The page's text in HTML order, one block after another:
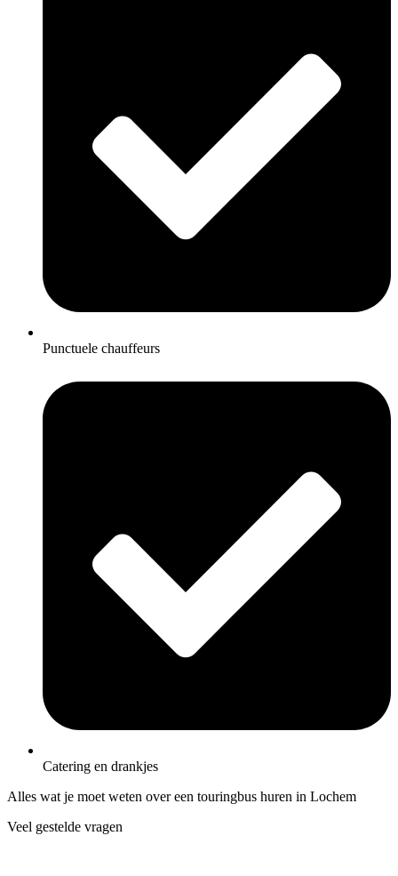
Punctuele chauffeurs
Catering en drankjes
Alles wat je moet weten over een touringbus huren in Lochem
Veel gestelde vragen